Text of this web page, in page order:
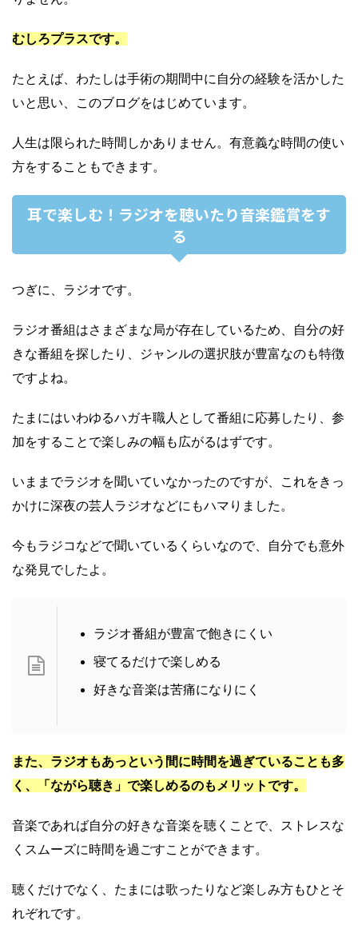
むしろプラスです。
たとえば、わたしは手術の期間中に自分の経験を活かした
いと思い、このブログをはじめています。
人生は限られた時間しかありません。有意義な時間の使い
方をすることもできます。
耳で楽しむ！ラジオを聴いたり音楽鑑賞をす
る
つぎに、ラジオです。
ラジオ番組はさまざまな局が存在しているため、自分の好
きな番組を探したり、ジャンルの選択肢が豊富なのも特徴
ですよね。
たまにはいわゆるハガキ職人として番組に応募したり、参
加をすることで楽しみの幅も広がるはずです。
いままでラジオを聞いていなかったのですが、これをきっ
かけに深夜の芸人ラジオなどにもハマりました。
今もラジコなどで聞いているくらいなので、自分でも意外
な発見でしたよ。
ラジオ番組が豊富で飽きにくい
寝てるだけで楽しめる
好きな音楽は苦痛になりにく
また、ラジオもあっという間に時間を過ぎていることも多
く、「ながら聴き」で楽しめるのもメリットです。
音楽であれば自分の好きな音楽を聴くことで、ストレスな
くスムーズに時間を過ごすことができます。
聴くだけでなく、たまには歌ったりなど楽しみ方もひとそ
れぞれです。